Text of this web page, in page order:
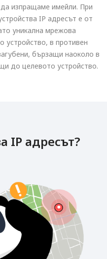
изпращаме имейли. При
IP адресът е от
уникална мрежова
устройство, в противен
бързащи наоколо в
до целевото устройство.
IP адресът?